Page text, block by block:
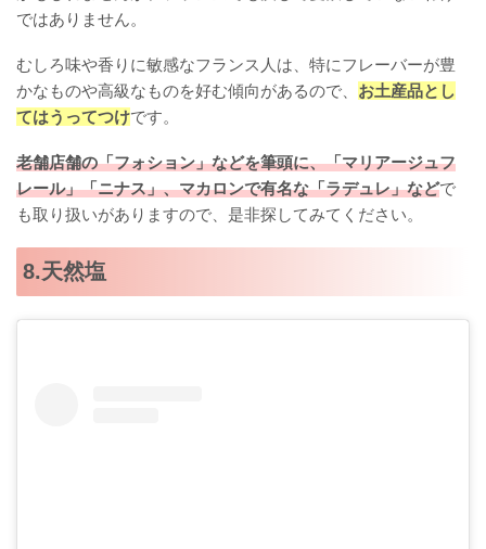
ではありません。
むしろ味や香りに敏感なフランス人は、特にフレーバーが豊
かなものや高級なものを好む傾向があるので、 お土産品とし
てはうってつけです。
老舗店舗の「フォション」などを筆頭に、「マリアージュフ
レール」「ニナス」、マカロンで有名な「ラデュレ」などで
も取り扱いがありますので、是非探してみてください。
8.天然塩